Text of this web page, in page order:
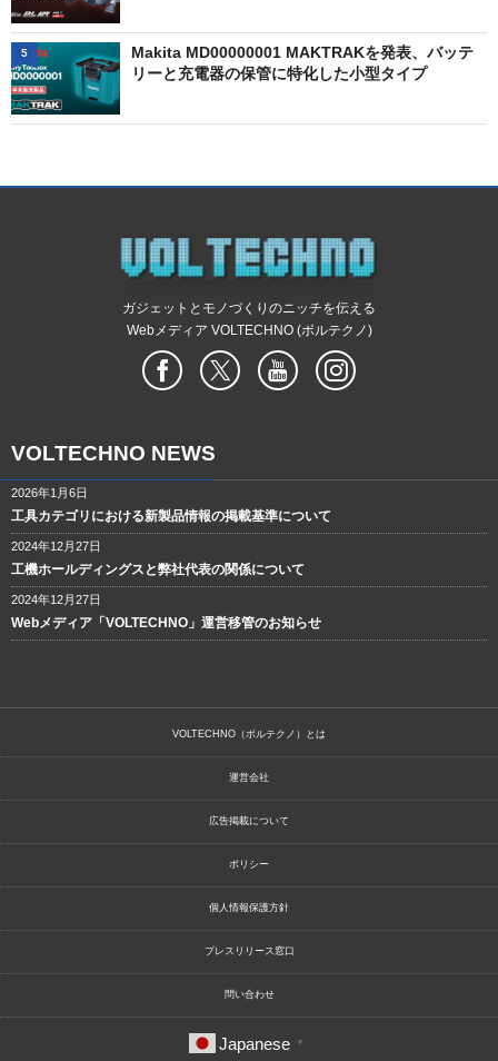
Makita MD00000001 MAKTRAKを発表、バッテ
リーと充電器の保管に特化した小型タイプ
5
ガジェットとモノづくりのニッチを伝える
Webメディア VOLTECHNO (ボルテクノ)
VOLTECHNO NEWS
2026年1月6日
工具カテゴリにおける新製品情報の掲載基準について
2024年12月27日
工機ホールディングスと弊社代表の関係について
2024年12月27日
Webメディア「VOLTECHNO」運営移管のお知らせ
VOLTECHNO（ボルテクノ）とは
運営会社
広告掲載について
ポリシー
個人情報保護方針
プレスリリース窓口
問い合わせ
Japanese ▼